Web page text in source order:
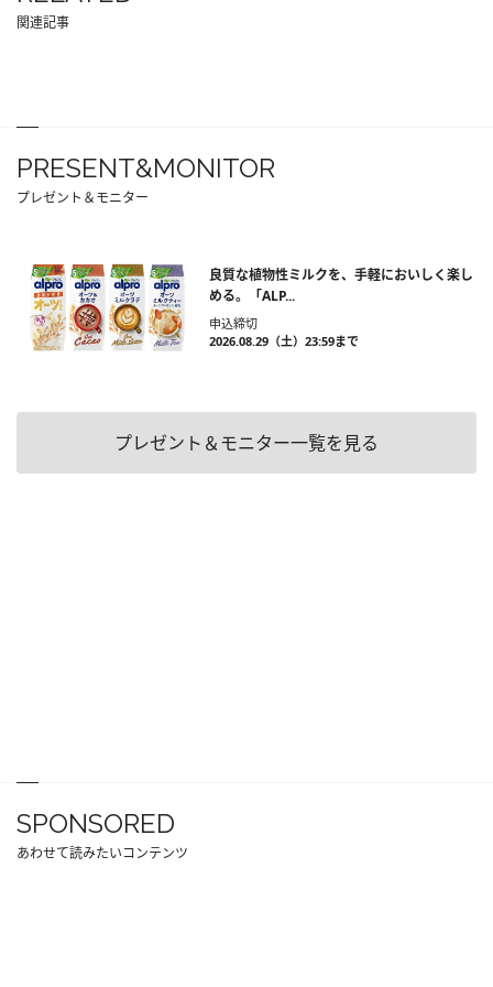
関連記事
PRESENT&MONITOR
プレゼント＆モニター
良質な植物性ミルクを、手軽においしく楽し
める。「ALP...
申込締切
2026.08.29（土）23:59まで
プレゼント＆モニター一覧を見る
SPONSORED
あわせて読みたいコンテンツ